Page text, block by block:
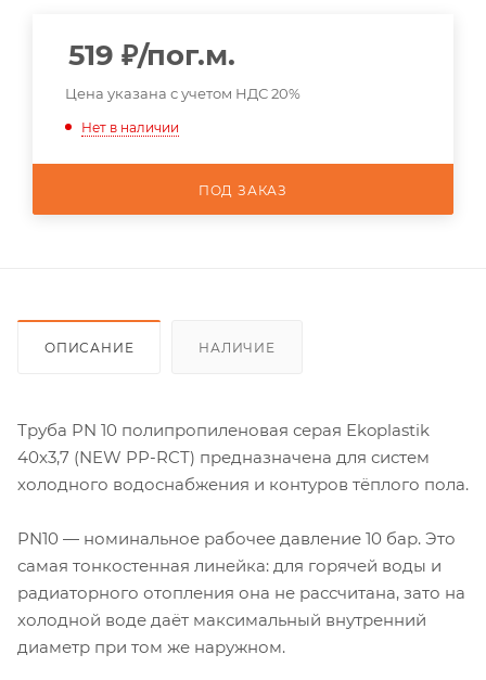
519 ₽/пог.м.
Цена указана с учетом НДС 20%
Нет в наличии
ПОД ЗАКАЗ
ОПИСАНИЕ НАЛИЧИЕ
Труба PN 10 полипропиленовая серая Ekoplastik
40x3,7 (NEW PP-RCT) предназначена для систем
холодного водоснабжения и контуров тёплого пола.
PN10 — номинальное рабочее давление 10 бар. Это
самая тонкостенная линейка: для горячей воды и
радиаторного отопления она не рассчитана, зато на
холодной воде даёт максимальный внутренний
диаметр при том же наружном.